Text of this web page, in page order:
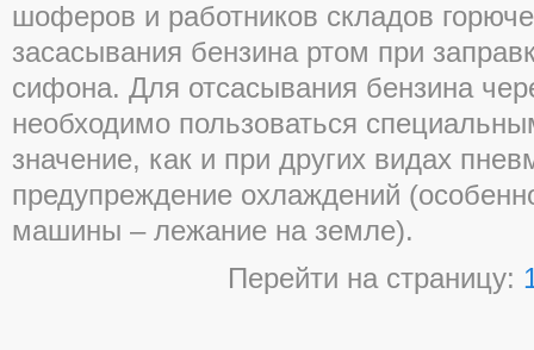
шоферов и работников складов
засасывания бензина ртом при
сифона. Для отсасывания бензина
необходимо пользоваться
значение, как и при других видах
предупреждение охлаждений
машины – лежание на земле).
Перейти на страницу: